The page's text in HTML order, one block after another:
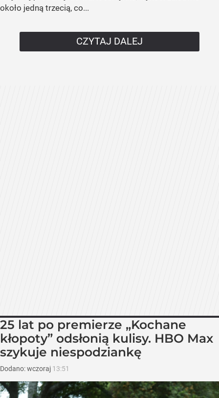
około jedną trzecią, co...
CZYTAJ DALEJ
25 lat po premierze „Kochane
kłopoty” odsłonią kulisy. HBO Max
szykuje niespodziankę
Dodano:wczoraj 13:51